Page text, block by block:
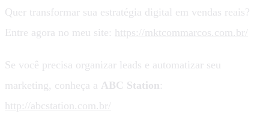
Quer transformar sua estratégia digital em vendas reais?
Entre agora no meu site: https://mktcommarcos.com.br/
Se você precisa organizar leads e automatizar seu
marketing, conheça a ABC Station:
http://abcstation.com.br/